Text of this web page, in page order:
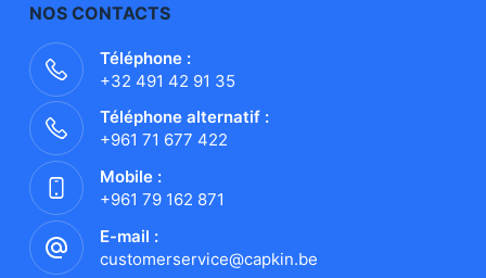
NOS CONTACTS
Téléphone :
+32 491 42 91 35
Téléphone alternatif :
+961 71 677 422
Mobile :
+961 79 162 871
E-mail :
customerservice@capkin.be